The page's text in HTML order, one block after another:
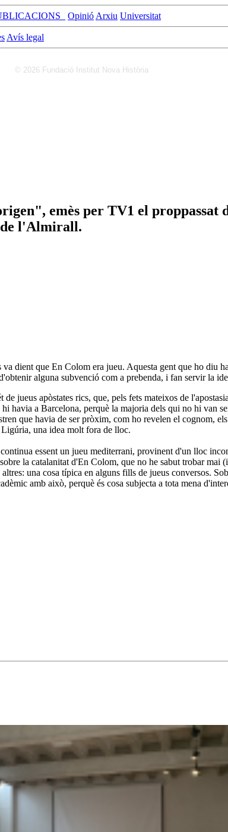
Opinió Arxiu Universitat
Avís legal
© 2026 Fundació Institut Nova Història
emès per TV1 el proppassat
de l'Almirall.
dient que En Colom era jueu. Aquesta gent que ho diu
alguna subvenció com a prebenda, i fan servir la
jueus apòstates rics, que, pels fets mateixos de
havia a Barcelona, perquè la majoria dels qui no hi van
que havia de ser pròxim, com ho revelen el cognom,
una idea molt fora de lloc.
essent un jueu mediterrani, provinent d'un lloc
la catalanitat d'En Colom, que no he sabut trobar mai
una cosa típica en alguns fills de jueus conversos.
amb això, perquè és cosa subjecta a tota mena